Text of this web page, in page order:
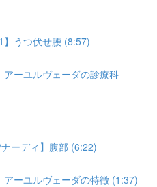
】うつ伏せ腰 (8:57)
アーユルヴェーダの診療科
ーディ】腹部 (6:22)
アーユルヴェーダの特徴 (1:37)